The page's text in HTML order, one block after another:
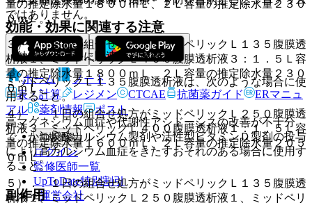
効能・効果に関連する注意
（効能又は効果に関連する注意）
ミッドペリックＬ１３５腹膜透析液は、次のような場合に使
用すること。
高マグネシウム血症や代謝性アシドーシスの改善が不十分
で、かつ炭酸カルシウム製剤や活性型ビタミンＤ製剤の投与
により高カルシウム血症をきたすおそれのある場合に使用す
ること。
副作用
量の推定除水量１８００ｍＬ、２Ｌ容量の推定除水量２３０
０ｍＬ。
３）． １日の組合せ処方がミッドペリックＬ１３５腹膜透
析液１、ミッドペリックＬ４００腹膜透析液３：１．５Ｌ容
量の推定除水量１８００ｍＬ、２Ｌ容量の推定除水量２３０
０ｍＬ。
４）． １日の組合せ処方がミッドペリックＬ２５０腹膜透
析液３、ミッドペリックＬ４００腹膜透析液１：１．５Ｌ容
量の推定除水量１６００ｍＬ、２Ｌ容量の推定除水量２０５
０ｍＬ。
５）． １日の組合せ処方がミッドペリックＬ１３５腹膜透
析液１、ミッドペリックＬ２５０腹膜透析液１、ミッドペリ
ではありません。
ホーム
ノート
表・計算
レジメン CTCAE 抗菌薬ガイド
ERマニュ
アル
薬剤情報 ポスト
新規登録
ログイン
監修医師一覧
UpToDate特別割引
運営会社